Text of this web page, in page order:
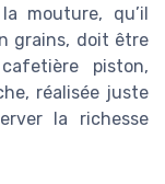
mouture, qu’il
grains, doit être
piston,
réalisée juste
la richesse